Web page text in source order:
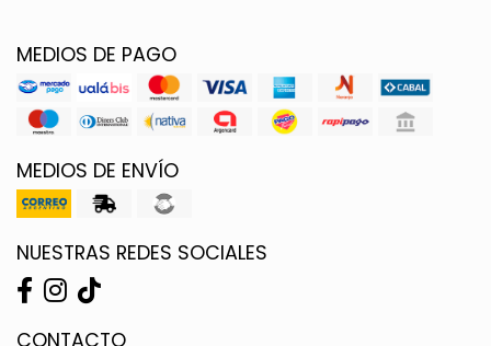
MEDIOS DE PAGO
MEDIOS DE ENVÍO
NUESTRAS REDES SOCIALES
CONTACTO